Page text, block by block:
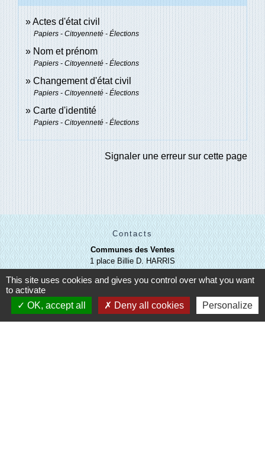
Actes d'état civil
Papiers - Citoyenneté - Élections
Nom et prénom
Papiers - Citoyenneté - Élections
Changement d'état civil
Papiers - Citoyenneté - Élections
Carte d'identité
Papiers - Citoyenneté - Élections
Signaler une erreur sur cette page
Contacts
Communes des Ventes
1 place Billie D. HARRIS
+33 2 32 67 43 31
Contact par formulaire
This site uses cookies and gives you control over what you want
to activate
OK, accept all
Deny all cookies Personalize